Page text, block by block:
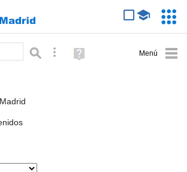
Búsqueda avanzada
Ayuda
(en